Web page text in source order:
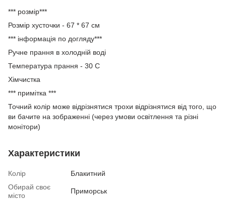
*** розмір***
Розмір хусточки - 67 * 67 см
*** інформація по догляду***
Ручне прання в холодній воді
Температура прання - 30 С
Хімчистка
*** примітка ***
Точний колір може відрізнятися трохи відрізнятися від того, що
ви бачите на зображенні (через умови освітлення та різні
монітори)
Характеристики
Колір
Блакитний
Обирай своє
місто
Приморськ